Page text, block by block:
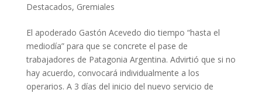
Destacados, Gremiales
El apoderado Gastón Acevedo dio tiempo “hasta el
mediodía” para que se concrete el pase de
trabajadores de Patagonia Argentina. Advirtió que si no
hay acuerdo, convocará individualmente a los
operarios. A 3 días del inicio del nuevo servicio de